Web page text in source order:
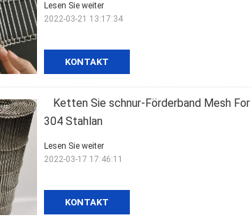
KONTAKT
Lesen Sie weiter
2022-03-21 13:17:34
Ketten Sie schnur-Förderband Mesh
304 Stahlan
KONTAKT
Lesen Sie weiter
2022-03-17 17:46:11